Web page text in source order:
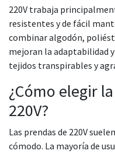
220V trabaja
resistentes y de fácil
combinar algodón,
mejoran la adaptabilidad
tejidos transpirables y
¿Cómo elegir
220V?
Las prendas de 220V
cómodo. La mayoría de